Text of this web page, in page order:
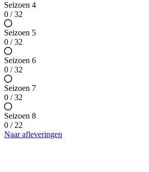
Seizoen 4
0 / 32
Seizoen 5
0 / 32
Seizoen 6
0 / 32
Seizoen 7
0 / 32
Seizoen 8
0 / 22
Naar afleveringen